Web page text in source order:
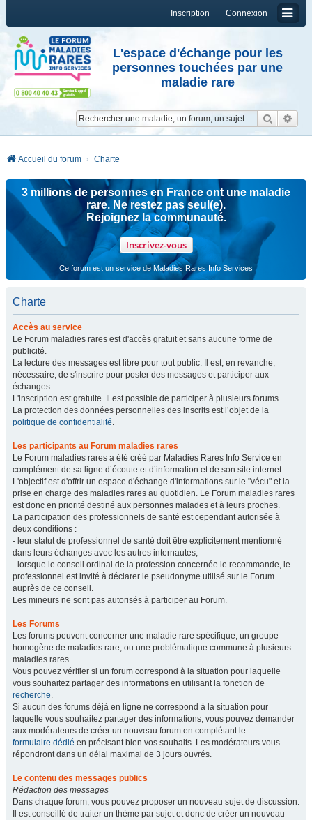
Connexion
Inscription
L'espace d'échange pour les
personnes touchées par une
maladie rare
Accueil du forum Charte
3 millions de personnes en France ont une maladie
rare. Ne restez pas seul(e).
Rejoignez la communauté.
Inscrivez-vous
Ce forum est un service de Maladies Rares Info Services
Charte
Accès au service
Le Forum maladies rares est d'accès gratuit et sans aucune forme de
publicité.
La lecture des messages est libre pour tout public. Il est, en revanche,
nécessaire, de s'inscrire pour poster des messages et participer aux
échanges.
L'inscription est gratuite. Il est possible de participer à plusieurs forums.
La protection des données personnelles des inscrits est l’objet de la
politique de confidentialité.
Les participants au Forum maladies rares
Le Forum maladies rares a été créé par Maladies Rares Info Service en
complément de sa ligne d’écoute et d’information et de son site internet.
L'objectif est d'offrir un espace d'échange d'informations sur le "vécu" et la
prise en charge des maladies rares au quotidien. Le Forum maladies rares
est donc en priorité destiné aux personnes malades et à leurs proches.
La participation des professionnels de santé est cependant autorisée à
deux conditions :
- leur statut de professionnel de santé doit être explicitement mentionné
dans leurs échanges avec les autres internautes,
- lorsque le conseil ordinal de la profession concernée le recommande, le
professionnel est invité à déclarer le pseudonyme utilisé sur le Forum
auprès de ce conseil.
Les mineurs ne sont pas autorisés à participer au Forum.
Les Forums
Les forums peuvent concerner une maladie rare spécifique, un groupe
homogène de maladies rare, ou une problématique commune à plusieurs
maladies rares.
Vous pouvez vérifier si un forum correspond à la situation pour laquelle
vous souhaitez partager des informations en utilisant la fonction de
recherche.
Si aucun des forums déjà en ligne ne correspond à la situation pour
laquelle vous souhaitez partager des informations, vous pouvez demander
aux modérateurs de créer un nouveau forum en complétant le
formulaire dédié en précisant bien vos souhaits. Les modérateurs vous
répondront dans un délai maximal de 3 jours ouvrés.
Le contenu des messages publics
Rédaction des messages
Dans chaque forum, vous pouvez proposer un nouveau sujet de discussion.
Il est conseillé de traiter un thème par sujet et donc de créer un nouveau